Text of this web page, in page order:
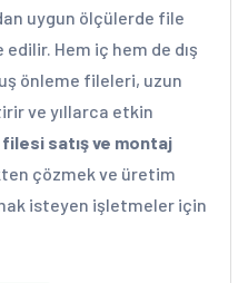
uygun ölçülerde file
Hem iç hem de dış
önleme fileleri, uzun
ve yıllarca etkin
satış ve montaj
çözmek ve üretim
isteyen işletmeler için